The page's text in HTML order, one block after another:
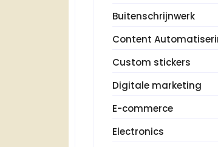
Buitenschrijnwerk
Content
Custom stickers
Digitale marketing
E-commerce
Electronics